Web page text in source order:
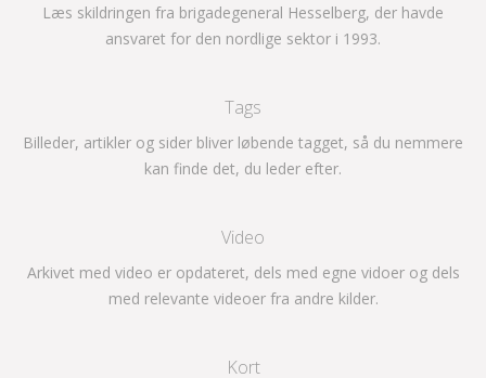
Læs skildringen fra brigadegeneral Hesselberg, der havde
ansvaret for den nordlige sektor i 1993.
Tags
Billeder, artikler og sider bliver løbende tagget, så du nemmere
kan finde det, du leder efter.
Video
Arkivet med video er opdateret, dels med egne vidoer og dels
med relevante videoer fra andre kilder.
Kort